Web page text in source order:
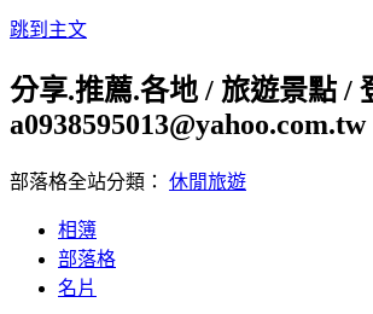
跳到主文
分享.推薦.各地 / 旅遊景點 /
a0938595013@yahoo.com.tw
部落格全站分類： 休閒旅遊
相簿
部落格
名片